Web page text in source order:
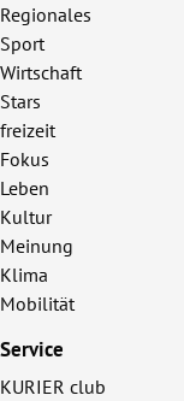
Regionales
Sport
Wirtschaft
Stars
freizeit
Fokus
Leben
Kultur
Meinung
Klima
Mobilität
Service
KURIER club